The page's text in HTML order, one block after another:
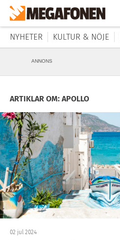
NYHETER KULTUR & NÖJE
ANNONS
ARTIKLAR OM: APOLLO
02 jul 2024